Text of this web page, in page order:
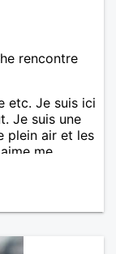
rencontre
etc. Je suis ici
Je suis une
plein air et les
me
de chose
et
des
et